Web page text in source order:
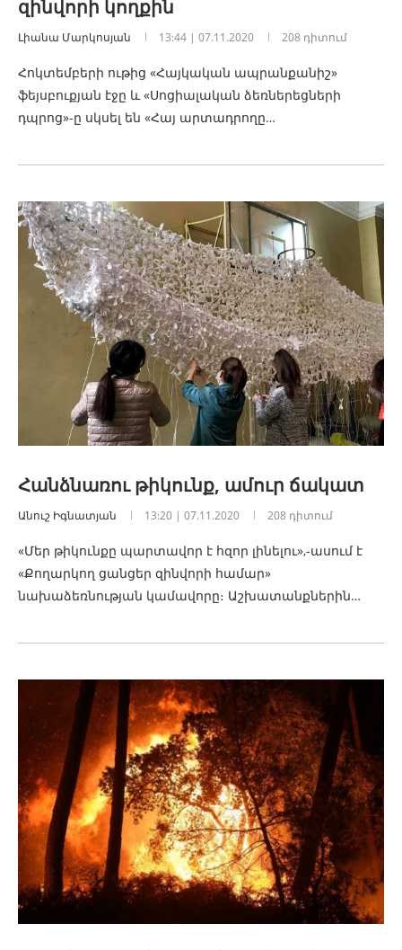
զինվորի կողքին
Լիանա Մարկոսյան 13:44 | 07.11.2020 208 դիտում
Հոկտեմբերի ութից «Հայկական ապրանքանիշ»
ֆեյսբուքյան էջը և «Սոցիալական ձեռներեցների
դպրոց»-ը սկսել են «Հայ արտադրողը…
Հանձնառու թիկունք, ամուր ճակատ
Անուշ Իգնատյան 13:20 | 07.11.2020 208 դիտում
«Մեր թիկունքը պարտավոր է հզոր լինելու»,-ասում է
«Քողարկող ցանցեր զինվորի համար»
նախաձեռնության կամավորը։ Աշխատանքներին…